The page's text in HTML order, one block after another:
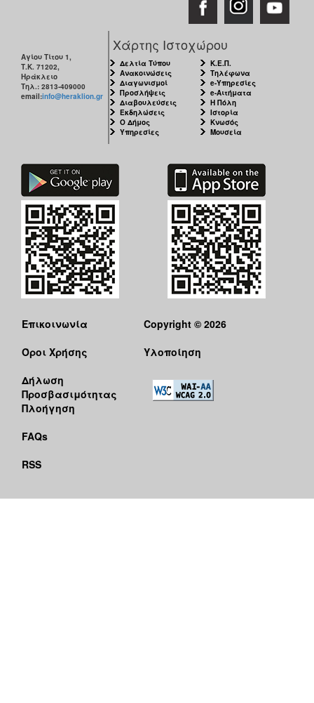
Αγίου Τίτου 1,
Τ.Κ. 71202,
Ηράκλειο
Τηλ.: 2813-409000
email:info@heraklion.gr
Χάρτης Ιστοχώρου
Δελτία Τύπου
Ανακοινώσεις
Διαγωνισμοί
Προσλήψεις
Διαβουλεύσεις
Εκδηλώσεις
Ο Δήμος
Υπηρεσίες
Κ.Ε.Π.
Τηλέφωνα
e-Υπηρεσίες
e-Αιτήματα
Η Πόλη
Ιστορία
Κνωσός
Μουσεία
Επικοινωνία
Όροι Χρήσης
Δήλωση
Προσβασιμότητας
Πλοήγηση
FAQs
RSS
Copyright © 2026
Υλοποίηση